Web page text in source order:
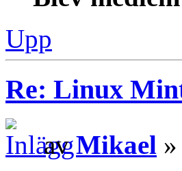
Upp
Re: Linux
avMikael